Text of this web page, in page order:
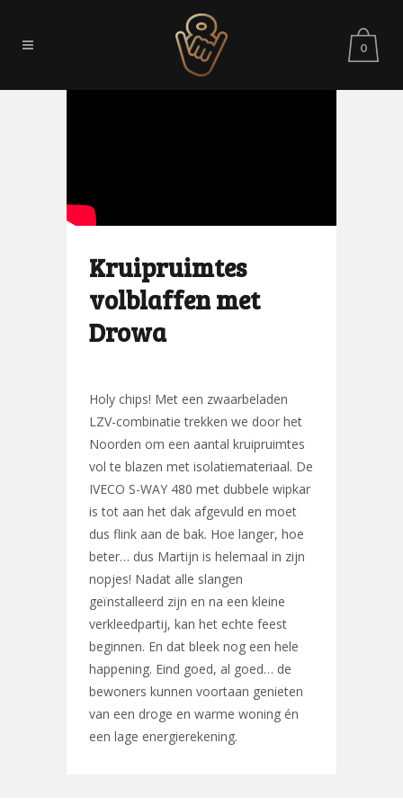
0
Kruipruimtes
volblaffen met
Drowa
​Holy chips! Met een zwaarbeladen
LZV-combinatie trekken we door het
Noorden om een aantal kruipruimtes
vol te blazen met isolatiemateriaal. De
IVECO S-WAY 480 met dubbele wipkar
is tot aan het dak afgevuld en moet
dus flink aan de bak. Hoe langer, hoe
beter… dus Martijn is helemaal in zijn
nopjes! Nadat alle slangen
geïnstalleerd zijn en na een kleine
verkleedpartij, kan het echte feest
beginnen. En dat bleek nog een hele
happening. Eind goed, al goed… de
bewoners kunnen voortaan genieten
van een droge en warme woning én
een lage energierekening.